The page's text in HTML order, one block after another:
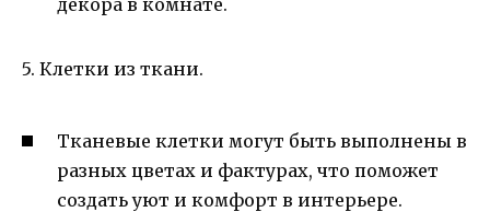
декора в комнате.
5. Клетки из ткани.
Тканевые клетки могут быть выполнены в
разных цветах и фактурах, что поможет
создать уют и комфорт в интерьере.